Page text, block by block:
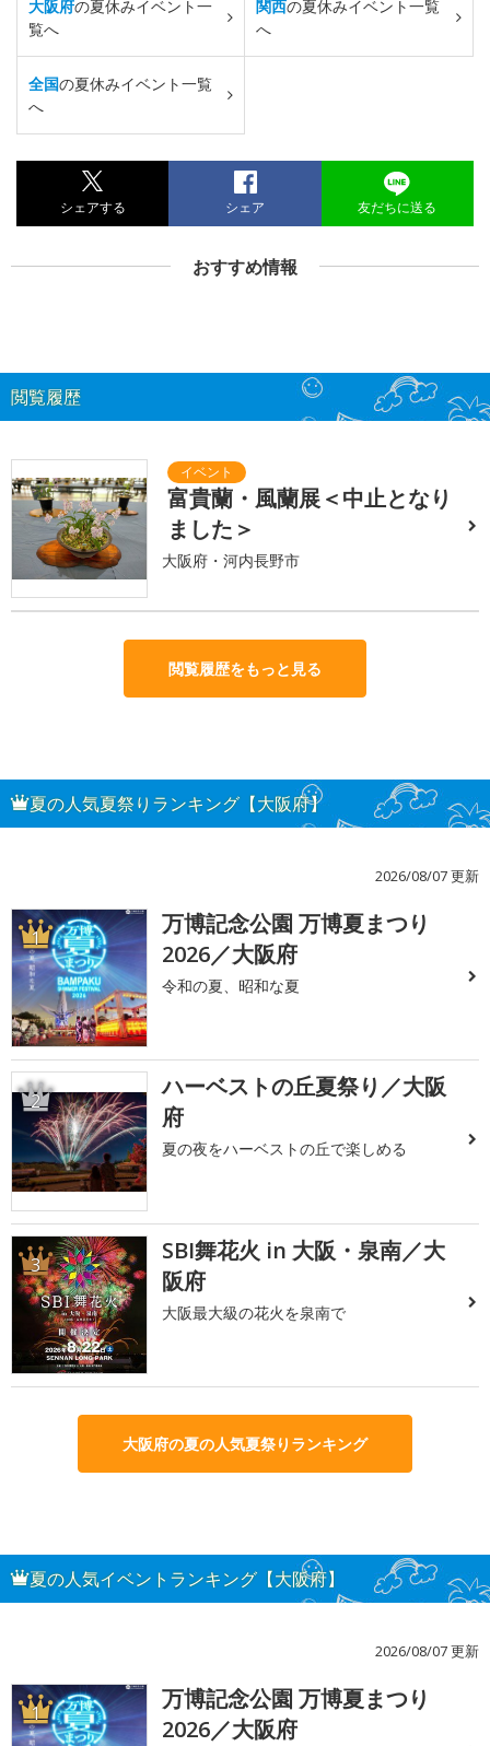
大阪府の夏休みイベント一
覧へ
関西の夏休みイベント一覧
へ
全国の夏休みイベント一覧
へ
シェアする シェア 友だちに送る
おすすめ情報
閲覧履歴
富貴蘭・風蘭展＜中止となり
ました＞
大阪府・河内長野市
閲覧履歴をもっと見る
夏の人気夏祭りランキング【大阪府】
2026/08/07 更新
1
万博記念公園 万博夏まつり
2026／大阪府
令和の夏、昭和な夏
2
ハーベストの丘夏祭り／大阪
府
夏の夜をハーベストの丘で楽しめる
3
SBI舞花火 in 大阪・泉南／大
阪府
大阪最大級の花火を泉南で
大阪府の夏の人気夏祭りランキング
夏の人気イベントランキング【大阪府】
2026/08/07 更新
1
万博記念公園 万博夏まつり
2026／大阪府